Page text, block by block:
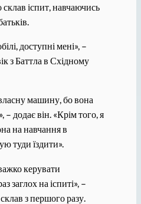
іспит, навчаючись
доступні мені», –
з Баттла в Східному
машину, бо вона
– додає він. «Крім того, я
на навчання в
туди їздити».
керувати
заглох на іспиті», –
з першого разу.